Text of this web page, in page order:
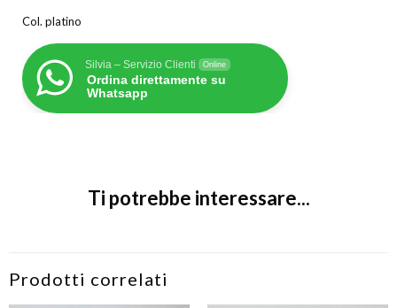
Col. platino
Silvia – Servizio Clienti Online
Ordina direttamente su
Whatsapp
Ti potrebbe interessare...
Prodotti correlati